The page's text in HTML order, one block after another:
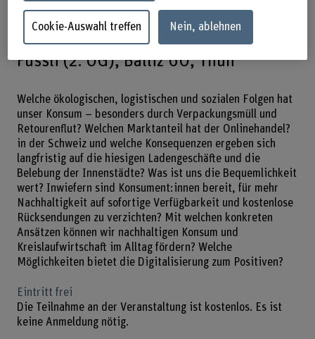
14.09.2026, 18.30–19.30 Uhr – Orell
Füssli (2. OG), Bälliz 60, Thun
Welche ökologischen, logistischen und sozialen Folgen hat
unser Konsum – besonders durch Verpackungsmüll und
Retourenflut? Welchen Marktanteil hat der Onlinehandel?
in der Schweiz und welche Konsequenzen ergeben sich
langfristig auf die hiesigen Ladengeschäfte und die
Belebung der Innenstädte? Was ist uns die Bequemlichkeit
wert? Inwiefern sind Konsument:innen bereit, für mehr
Nachhaltigkeit auf sofortige Verfügbarkeit und kostenlose
Rücksendungen zu verzichten? Mit welchen konkreten
Ansätzen können wir nachhaltigen Konsum und
Kreislaufwirtschaft im Alltag fördern? Welche
Möglichkeiten bietet die Digitalisierung zum Positiven?
Eintritt frei
Die Teilnahme an der Veranstaltung ist kostenlos. Es ist
keine Anmeldung nötig.
Cookie-Auswahl treffen Nein, ablehnen